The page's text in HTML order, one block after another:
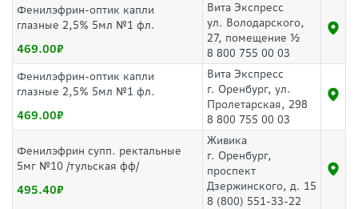
Фенилэфрин-оптик капли
глазные 2,5% 5мл №1 фл.
469.00
Вита Экспресс
ул. Володарского,
27, помещение ½
8 800 755 00 03
Фенилэфрин-оптик капли
глазные 2,5% 5мл №1 фл.
469.00
Вита Экспресс
г. Оренбург, ул.
Пролетарская, 298
8 800 755 00 03
Фенилэфрин супп. ректальные
5мг №10 /тульская фф/
495.40
Живика
г. Оренбург,
проспект
Дзержинского, д. 15
8 (800) 551-33-22